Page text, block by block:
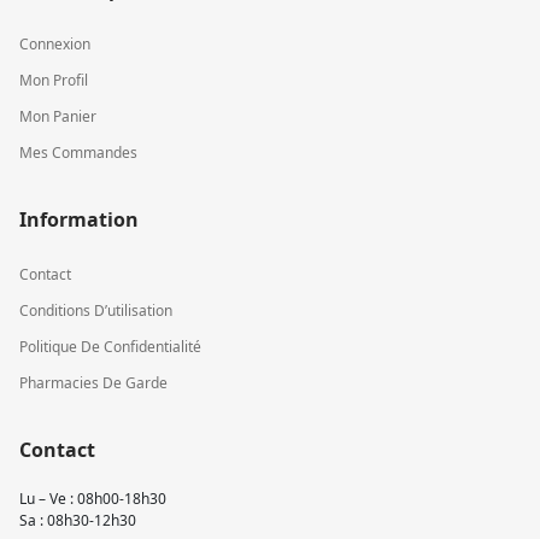
Connexion
Mon Profil
Mon Panier
Mes Commandes
Information
Contact
Conditions D’utilisation
Politique De Confidentialité
Pharmacies De Garde
Contact
Lu – Ve : 08h00-18h30
Sa : 08h30-12h30